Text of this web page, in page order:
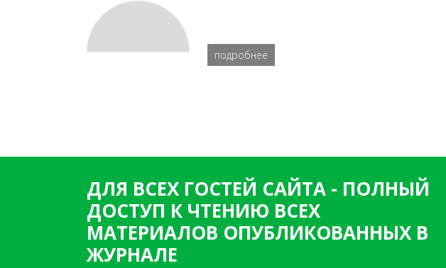
подробнее
ДЛЯ ВСЕХ ГОСТЕЙ САЙТА - ПОЛНЫЙ
ДОСТУП К ЧТЕНИЮ ВСЕХ
МАТЕРИАЛОВ ОПУБЛИКОВАННЫХ В
ЖУРНАЛЕ